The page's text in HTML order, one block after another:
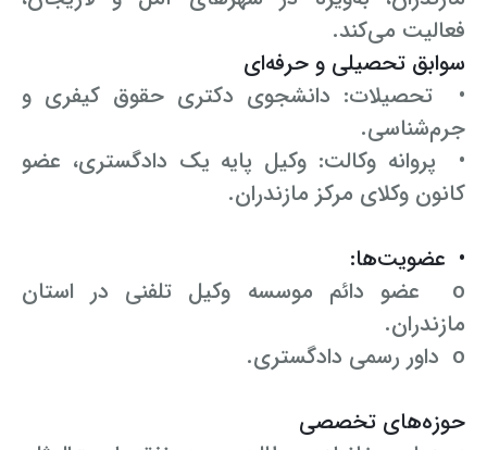
فعالیت می‌کند.
سوابق تحصیلی و حرفه‌ای
• تحصیلات: دانشجوی دکتری حقوق کیفری و
جرم‌شناسی.
• پروانه وکالت: وکیل پایه یک دادگستری، عضو
کانون وکلای مرکز مازندران.
• عضویت‌ها:
o عضو دائم موسسه وکیل تلفنی در استان
مازندران.
o داور رسمی دادگستری.
حوزه‌های تخصصی